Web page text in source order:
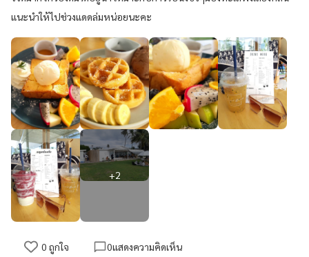
แนะนำให้ไปช่วงแดดล่มหน่อยนะคะ
+2
0 ถูกใจ 0แสดงความคิดเห็น